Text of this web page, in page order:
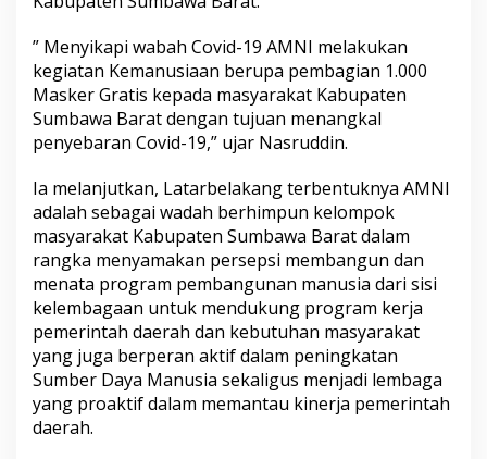
” Menyikapi wabah Covid-19 AMNI melakukan
kegiatan Kemanusiaan berupa pembagian 1.000
Masker Gratis kepada masyarakat Kabupaten
Sumbawa Barat dengan tujuan menangkal
penyebaran Covid-19,” ujar Nasruddin.
Ia melanjutkan, Latarbelakang terbentuknya AMNI
adalah sebagai wadah berhimpun kelompok
masyarakat Kabupaten Sumbawa Barat dalam
rangka menyamakan persepsi membangun dan
menata program pembangunan manusia dari sisi
kelembagaan untuk mendukung program kerja
pemerintah daerah dan kebutuhan masyarakat
yang juga berperan aktif dalam peningkatan
Sumber Daya Manusia sekaligus menjadi lembaga
yang proaktif dalam memantau kinerja pemerintah
daerah.